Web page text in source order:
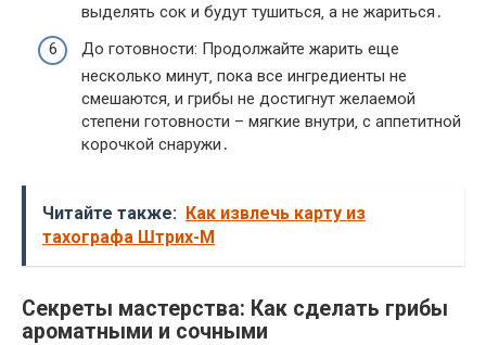
выделять сок и будут тушиться‚ а не жариться․
До готовности: Продолжайте жарить еще
несколько минут‚ пока все ингредиенты не
смешаются‚ и грибы не достигнут желаемой
степени готовности – мягкие внутри‚ с аппетитной
корочкой снаружи․
Читайте также: Как извлечь карту из
тахографа Штрих-М
Секреты мастерства: Как сделать грибы
ароматными и сочными